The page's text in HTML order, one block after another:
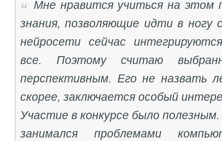
Мне нравится учиться на этом
знания, позволяющие идти в ногу
нейросети сейчас
все. Поэтому считаю
перспективным. Его не назвать
скорее, заключается особый
Участие в конкурсе было
занимался проблемами